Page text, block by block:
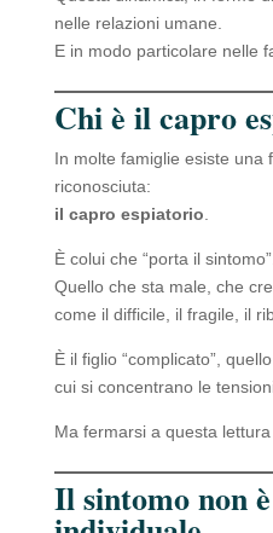
nelle relazioni umane.
E in modo particolare nelle
Chi è il capro
In molte famiglie esiste una
riconosciuta:
il capro espiatorio.
È colui che “porta il
Quello che sta male, che
come il difficile, il fragile, il
È il figlio “complicato”,
cui si concentrano le
Ma fermarsi a questa
Il sintomo non